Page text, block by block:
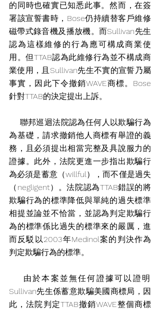
的同時也確實已知悉此事。然而，在簽
署該宣誓書時，Bose仍持續替客戶維修
磁帶式錄音機及播放機。而Sullivan先生
認為這樣維修的行為應可構成商業使
用。但TTAB認為此維修行為並不構成商
業使用，且Sullivan先生不實的宣誓乃屬
事實，因此下令撤銷WAVE商標。Bose
針對TTAB的決定提出上訴。
為基礎，請求撤銷他人商標有舉證的義
務，且必須提出相當完整及具說服力的
證據。此外，法院更進一步指出欺騙行
為必須是蓄意（willful），而不僅是過失
（negligent）。法院認為TTAB錯誤的將
欺騙行為的標準降低與單純的過失標準
相提並論並不恰當，並認為判定欺騙行
為的標準係比過失的標準來的嚴厲，進
而反駁以2003年Medinol案的判決作為
判定欺騙行為的標準。
Sullivan先生係蓄意欺騙美國商標局，因
此，法院判定TTAB撤銷WAVE整個商標